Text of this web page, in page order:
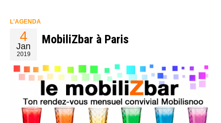
L'AGENDA
4
Jan
2019
MobiliZbar à Paris